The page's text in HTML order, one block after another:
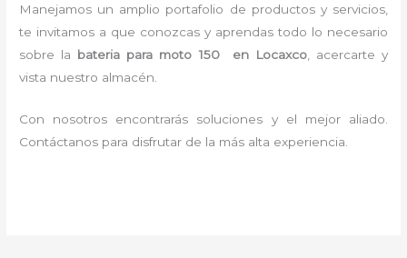
Manejamos un amplio portafolio de productos y servicios,
te invitamos a que conozcas y aprendas todo lo necesario
sobre la bateria para moto 150 en Locaxco, acercarte y
vista nuestro almacén.
Con nosotros encontrarás soluciones y el mejor aliado.
Contáctanos para disfrutar de la más alta experiencia.